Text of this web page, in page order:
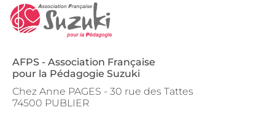
AFPS - Association Française
pour la Pédagogie Suzuki
Chez Anne PAGES - 30 rue des Tattes
74500 PUBLIER